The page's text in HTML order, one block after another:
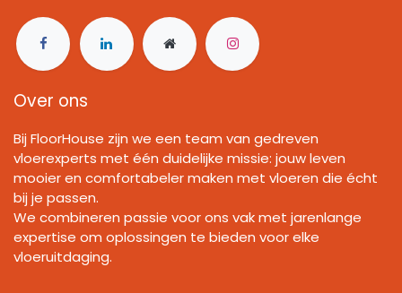
Over ons
Bij FloorHouse zijn we een team van gedreven
vloerexperts met één duidelijke missie: jouw leven
mooier en comfortabeler maken met vloeren die écht
bij je passen.
We combineren passie voor ons vak met jarenlange
expertise om oplossingen te bieden voor elke
vloeruitdaging.